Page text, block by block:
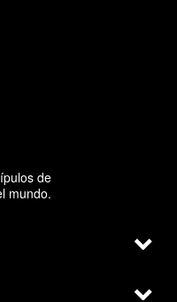
de
mundo.